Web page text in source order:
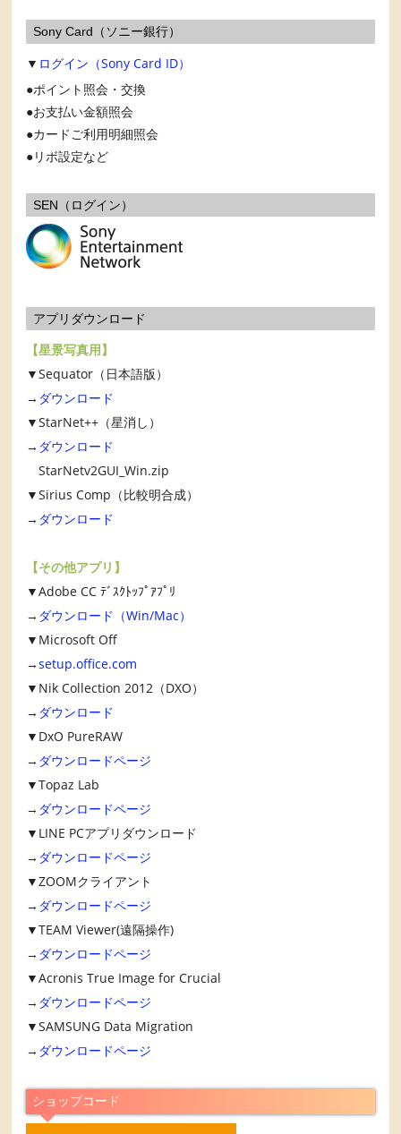
Sony Card（ソニー銀行）
▼ ログイン（Sony Card ID）
ポイント照会・交換
お支払い金額照会
カードご利用明細照会
リボ設定など
SEN（ログイン）
アプリダウンロード
【星景写真用】
▼Sequator（日本語版）
→ ダウンロード
▼StarNet++（星消し）
→ ダウンロード
StarNetv2GUI_Win.zip
▼Sirius Comp（比較明合成）
→ ダウンロード
【その他アプリ】
▼Adobe CC ﾃﾞｽｸﾄｯﾌﾟｱﾌﾟﾘ
→ ダウンロード（Win/Mac）
▼Microsoft Off
→setup.office.com
▼Nik Collection 2012（DXO）
→ ダウンロード
▼DxO PureRAW
→ ダウンロードページ
▼Topaz Lab
→ ダウンロードページ
▼LINE PCアプリダウンロード
→ ダウンロードページ
▼ZOOMクライアント
→ ダウンロードページ
▼TEAM Viewer(遠隔操作)
→ ダウンロードページ
▼Acronis True Image for Crucial
→ ダウンロードページ
▼SAMSUNG Data Migration
→ ダウンロードページ
ショップコード